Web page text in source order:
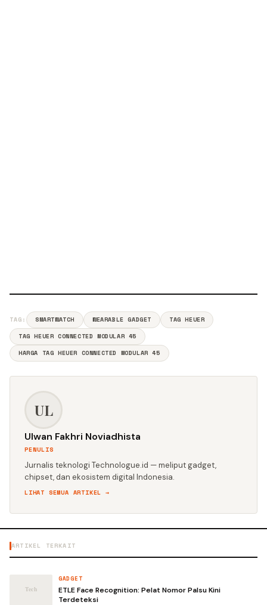
TAG: SMARTWATCH WEARABLE GADGET
TAG HEUER
TAG HEUER CONNECTED MODULAR 45
HARGA TAG HEUER CONNECTED MODULAR 45
UL
Ulwan Fakhri Noviadhista
PENULIS
Jurnalis teknologi Technologue.id — meliput gadget,
chipset, dan ekosistem digital Indonesia.
LIHAT SEMUA ARTIKEL →
ARTIKEL TERKAIT
GADGET
ETLE Face Recognition: Pelat Nomor Palsu Kini
Terdeteksi